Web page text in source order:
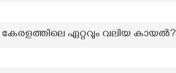
കേരളത്തിലെ ഏറ്റവും വലിയ കായൽ?